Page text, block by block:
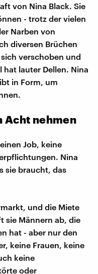
von Nina Black. Sie
- trotz der vielen
Narben von
diversen Brüchen
verschoben und
hat lauter Dellen. Nina
in Form, um
Acht nehmen
Job, keine
Nina
sie braucht, das
und die Miete
sie Männern ab, die
hat - aber nur den
keine Frauen, keine
keine
oder